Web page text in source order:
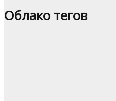
Облако тегов